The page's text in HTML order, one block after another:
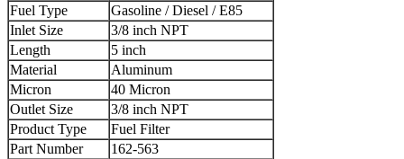
Fuel Type
Gasoline / Diesel / E85
Inlet Size
3/8 inch NPT
Length
5 inch
Material
Aluminum
Micron
40 Micron
Outlet Size
3/8 inch NPT
Product Type
Fuel Filter
Part Number
162-563